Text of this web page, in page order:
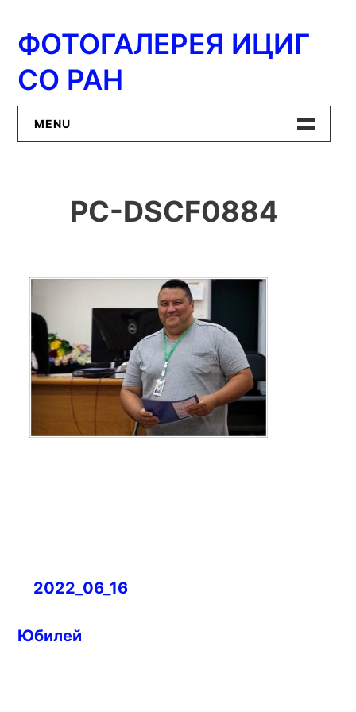
содержимому
ФОТОГАЛЕРЕЯ ИЦИГ
СО РАН
MENU
ИЦиГ СО РАН
PC-DSCF0884
Навигация
записям
2022_06_16
Юбилей